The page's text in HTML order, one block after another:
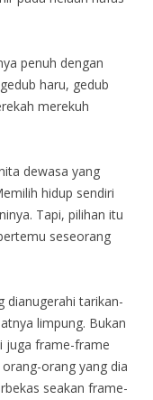
penuh dengan
haru, gedub
merekuh
dewasa yang
hidup sendiri
Tapi, pilihan itu
seseorang
dianugerahi tarikan-
limpung. Bukan
juga frame-frame
orang yang dia
seakan frame-